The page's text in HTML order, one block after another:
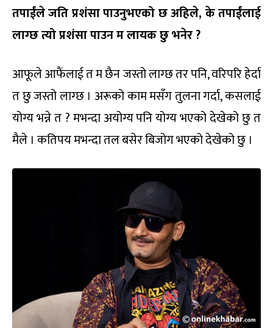
तपाईंले जति प्रशंसा पाउनुभएको छ अहिले, के तपाईंलाई
लाग्छ त्यो प्रशंसा पाउन म लायक छु भनेर?
आफूले आफैंलाई त म छैन जस्तो लाग्छ तर पनि, वरिपरि हेर्दा
त छु जस्तो लाग्छ । अरूको काम मसँग तुलना गर्दा, कसलाई
योग्य भन्ने त ? मभन्दा अयोग्य पनि योग्य भएको देखेको छु त
मैले । कतिपय मभन्दा तल बसेर बिजोग भएको देखेको छु ।